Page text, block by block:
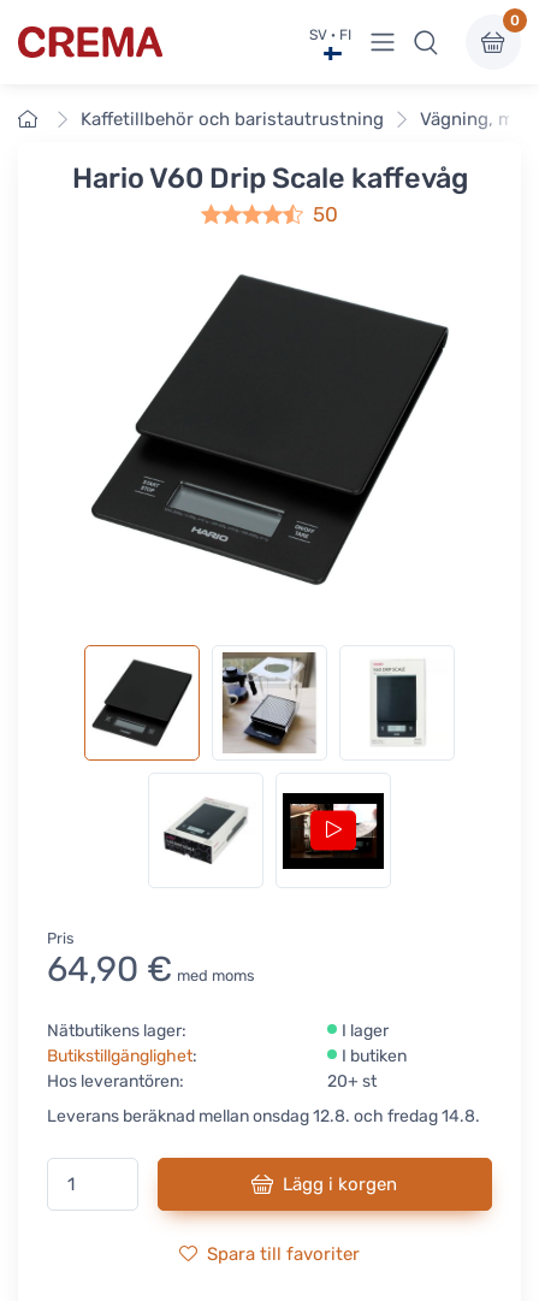
Crema SV · FI Visa undermeny
0
Framsidan
Kaffetillbehör och baristautrustning Vägning,
Hario V60 Drip Scale kaffevåg
50
Pris
64,90 € med moms
Nätbutikens lager:
I lager
Butikstillgänglighet:
I butiken
Hos leverantören:
20+ st
Leverans beräknad mellan onsdag 12.8. och fredag 14.8.
Lägg i korgen
Spara till favoriter